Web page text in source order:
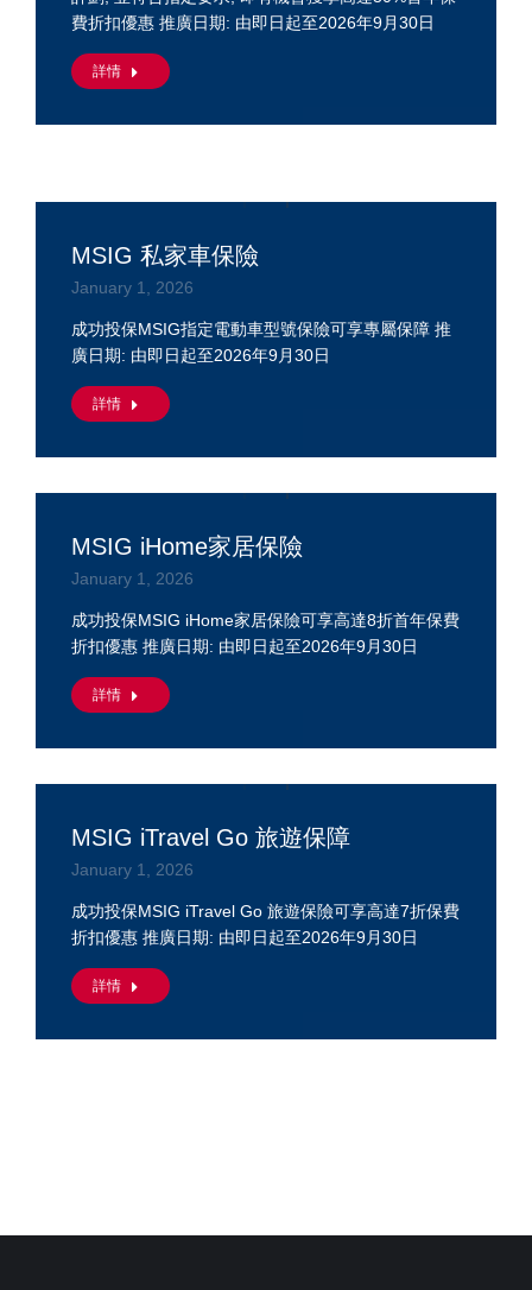
費折扣優惠 推廣日期: 由即日起至2026年9月30日
詳情
MSIG 私家車保險
January 1, 2026
成功投保MSIG指定電動車型號保險可享專屬保障 推
廣日期: 由即日起至2026年9月30日
詳情
MSIG iHome家居保險
January 1, 2026
成功投保MSIG iHome家居保險可享高達8折首年保費
折扣優惠 推廣日期: 由即日起至2026年9月30日
詳情
MSIG iTravel Go 旅遊保障
January 1, 2026
成功投保MSIG iTravel Go 旅遊保險可享高達7折保費
折扣優惠 推廣日期: 由即日起至2026年9月30日
詳情